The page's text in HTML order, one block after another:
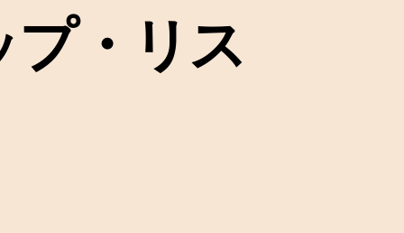
・リス